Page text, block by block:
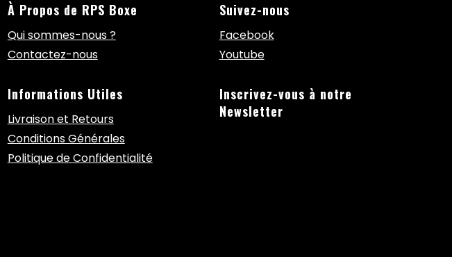
À Propos de RPS Boxe
Qui sommes-nous ?
Contactez-nous
Informations Utiles
Livraison et Retours
Conditions Générales
Politique de Confidentialité
Suivez-nous
Facebook
Youtube
Inscrivez-vous à notre
Newsletter